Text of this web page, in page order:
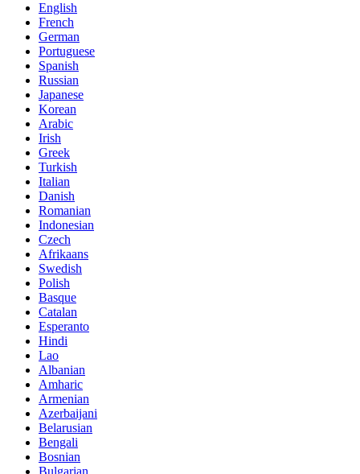
English
French
German
Portuguese
Spanish
Russian
Japanese
Korean
Arabic
Irish
Greek
Turkish
Italian
Danish
Romanian
Indonesian
Czech
Afrikaans
Swedish
Polish
Basque
Catalan
Esperanto
Hindi
Lao
Albanian
Amharic
Armenian
Azerbaijani
Belarusian
Bengali
Bosnian